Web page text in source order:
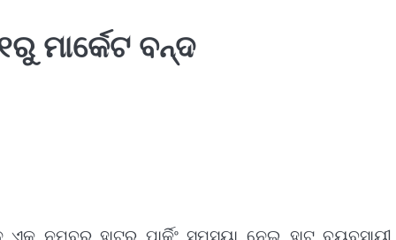
ମାର୍କେଟ ବନ୍ଦ
ଏକ ନମ୍ବର ହାଟର ପାର୍କିଂ ସମସ୍ୟା ନେଇ ହାଟ